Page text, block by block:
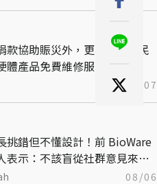
款協助賑災外，更為熊本災民
體產品免費維修服務！
08/07
挑錯但不懂設計！前 BioWare
表示：不該盲從社群意見來決
08/06